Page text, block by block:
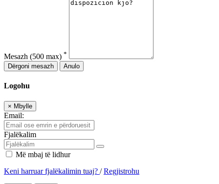
Mesazh (500 max) *
Dërgoni mesazh
Anulo
Logohu
× Mbylle
Email:
Fjalëkalim
Më mbaj të lidhur
Keni harruar fjalëkalimin tuaj? /Regjistrohu